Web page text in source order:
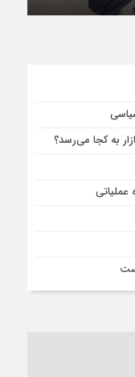
به کجا می‌رسد؟
عملیاتی